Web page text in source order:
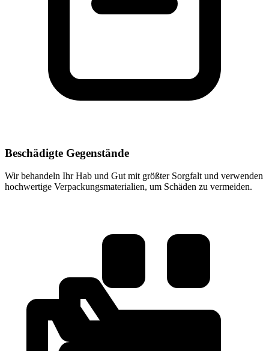
Beschädigte Gegenstände
Wir behandeln Ihr Hab und Gut mit größter Sorgfalt und verwenden
hochwertige Verpackungsmaterialien, um Schäden zu vermeiden.